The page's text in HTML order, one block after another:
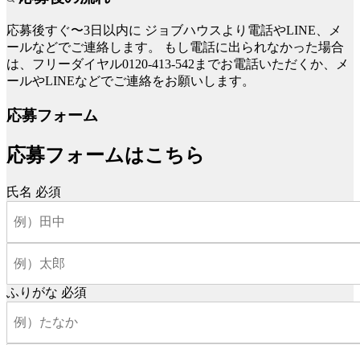
応募後すぐ〜3日以内に ジョブハウスより電話やLINE、メ
ールなどでご連絡します。
もし電話に出られなかった場合
は、フリーダイヤル0120-413-542までお電話いただくか、メ
ールやLINEなどでご連絡をお願いします。
応募フォーム
応募フォームはこちら
氏名 必須
ふりがな 必須